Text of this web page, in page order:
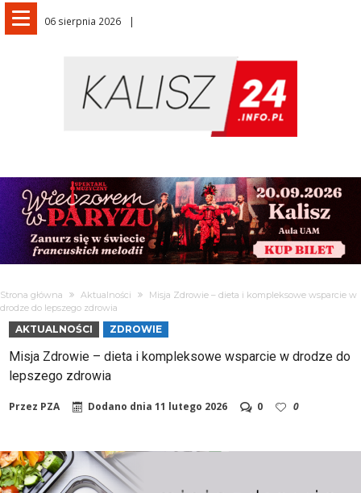
06 sierpnia 2026
Strona główna Aktualności
Misja Zdrowie – dieta i kompleksowe wsparcie w
drodze do lepszego zdrowia
AKTUALNOŚCI ZDROWIE
Misja Zdrowie – dieta i kompleksowe wsparcie w drodze do
lepszego zdrowia
Przez PZA Dodano dnia11 lutego 2026 0 0